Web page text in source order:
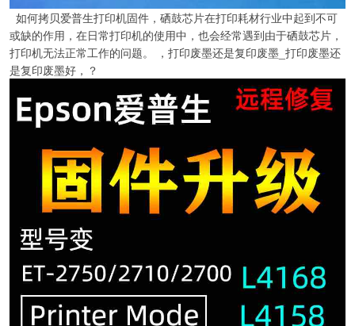
如何拷贝爱普生打印机固件，硒鼓芯片在打印耗材行业中起到不可
或缺的作用，在日常打印机的使用中，也会经常遇到由于硒鼓芯片，
打印机无法正常工作的问题。 ，打印废墨还是复印废墨_打印废墨还
是复印废墨好，？